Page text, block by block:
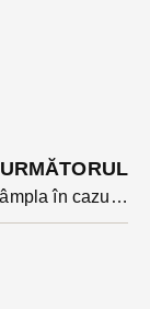
URMĂTORUL
Ce se va întâmpla în cazul noului pavaj din Bistrița compromis cu ulei auto de un utilaj de salubrizare?